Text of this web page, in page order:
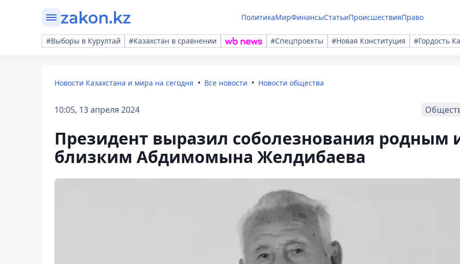
ПолитикаМирФинансыСтатьиПроисшествияПраво
#Выборы в Курултай #Казахстан в сравнении #Спецпроекты #Новая Конституция #Гордость
Новости Казахстана и мира на сегодня Все новости Новости общества
10:05, 13 апреля 2024
Президент выразил соболезнования родным
близким Абдимомына Желдибаева